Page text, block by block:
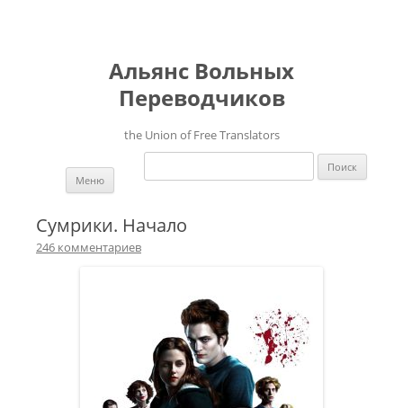
Альянс Вольных
Переводчиков
the Union of Free Translators
Найти:
Меню
Сумрики. Начало
246 комментариев